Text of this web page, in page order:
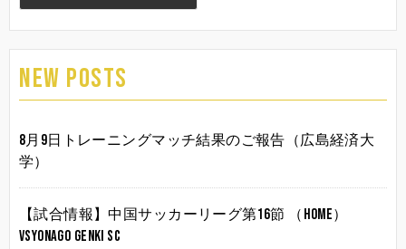
NEW POSTS
8月9日トレーニングマッチ結果のご報告（広島経済大
学）
【試合情報】中国サッカーリーグ第16節 （HOME）
vsYonago Genki SC